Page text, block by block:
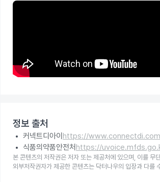
정보 출처
커넥트디아이 https://www.connectdi.com
식품의약품안전처 https://
본 콘텐츠의 저작권은 저자 또는 제공처에 있으며, 이를
외부저작권자가 제공한 콘텐츠는 닥터나우의 입장과 다를